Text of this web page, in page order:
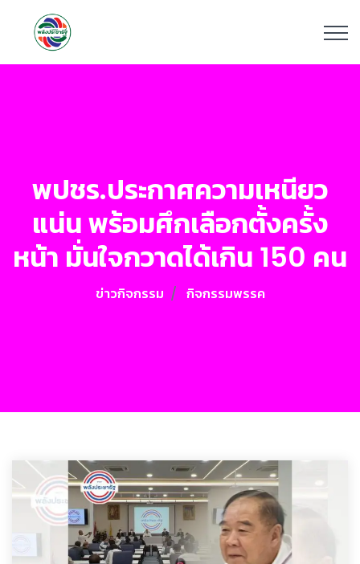
พปชร.ประกาศความเหนียว
แน่น พร้อมศึกเลือกตั้งครั้ง
หน้า มั่นใจกวาดได้เกิน 150 คน
ข่าวกิจกรรม กิจกรรมพรรค